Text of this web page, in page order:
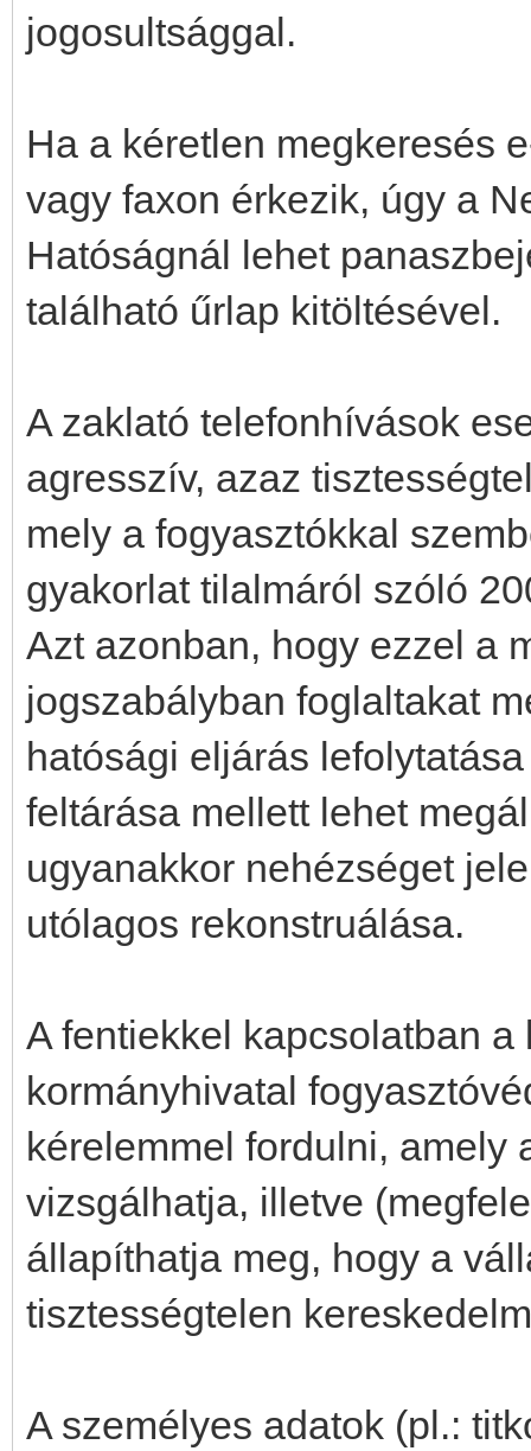
jogosultsággal.
Ha a kéretlen megkeresés
vagy faxon érkezik, úgy a
Hatóságnál lehet
található űrlap kitöltésével.
A zaklató telefonhívások
agresszív, azaz
mely a fogyasztókkal
gyakorlat tilalmáról szóló
Azt azonban, hogy ezzel a
jogszabályban foglaltakat
hatósági eljárás
feltárása mellett lehet
ugyanakkor nehézséget
utólagos rekonstruálása.
A fentiekkel kapcsolatban
kormányhivatal
kérelemmel fordulni, amely
vizsgálhatja, illetve
állapíthatja meg, hogy a
tisztességtelen
A személyes adatok (pl.: